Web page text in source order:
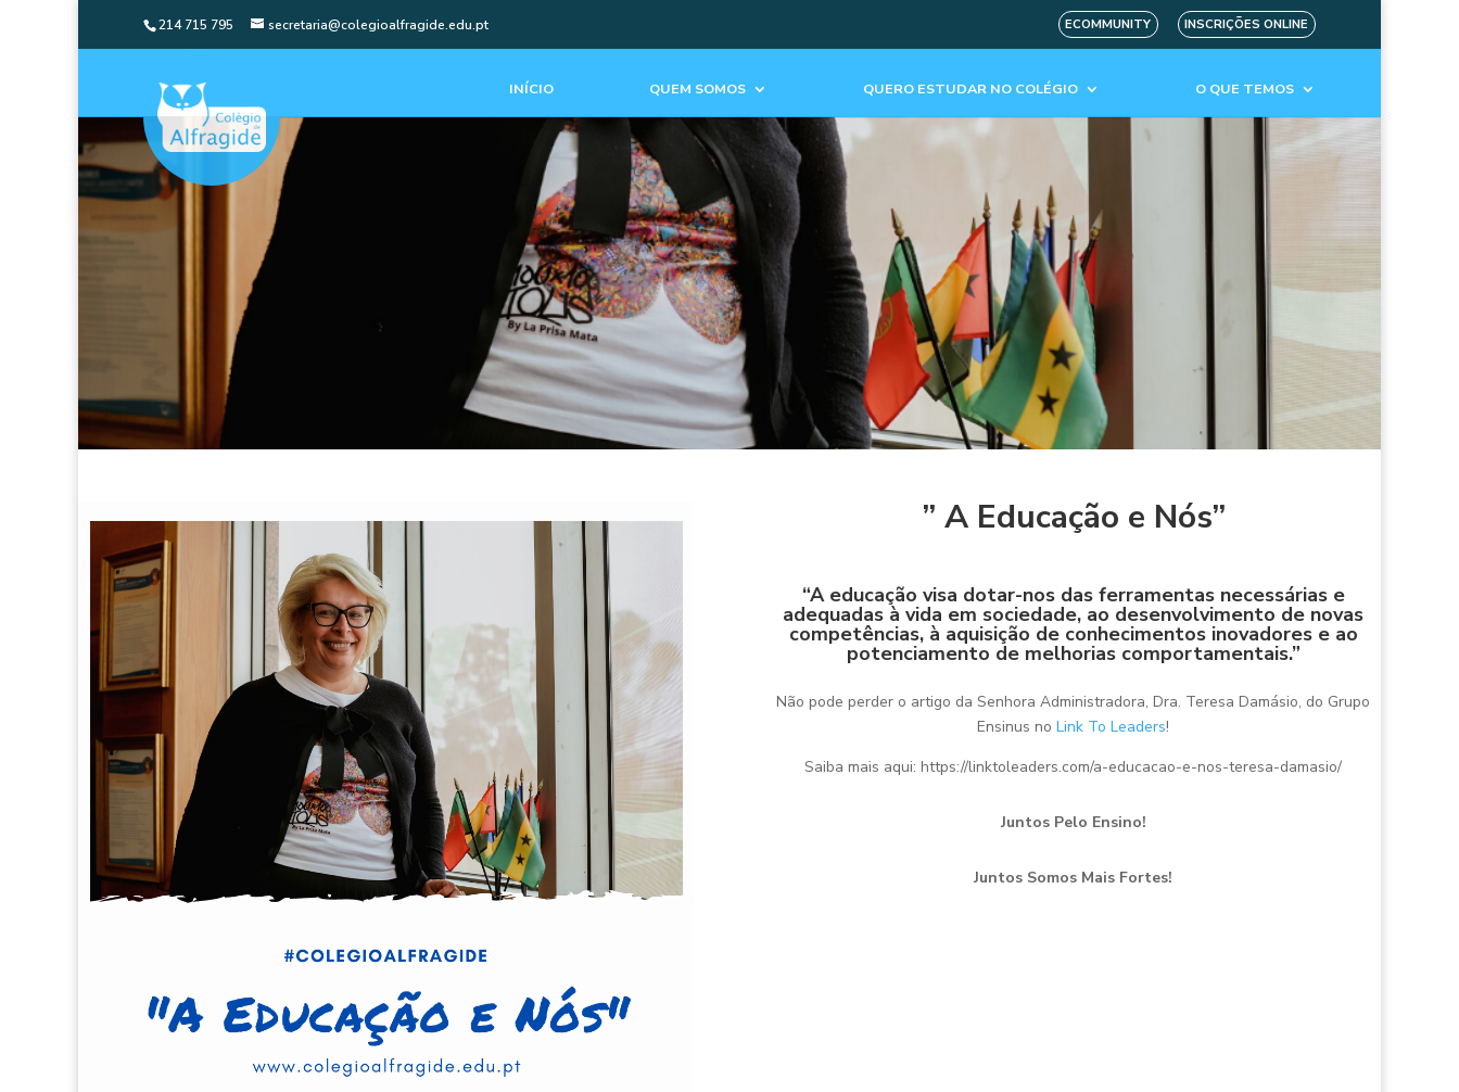
214 715 795 secretaria@colegioalfragide.edu.pt ECOMMUNITY INSCRIÇÕES ONLINE
INÍCIO QUEM SOMOS QUERO ESTUDAR NO COLÉGIO O QUE TEMOS
” A Educação e Nós”
“A educação visa dotar-nos das ferramentas necessárias e
adequadas à vida em sociedade, ao desenvolvimento de novas
competências, à aquisição de conhecimentos inovadores e ao
potenciamento de melhorias comportamentais.”
Não pode perder o artigo da Senhora Administradora, Dra. Teresa Damásio, do Grupo
Ensinus no Link To Leaders!
Saiba mais aqui: https://linktoleaders.com/a-educacao-e-nos-teresa-damasio/
Juntos Pelo Ensino!
Juntos Somos Mais Fortes!